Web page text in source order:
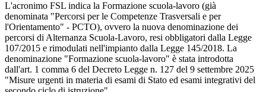
L'acronimo FSL indica la Formazione scuola-lavoro (già
denominata "Percorsi per le Competenze Trasversali e per
l'Orientamento" - PCTO), ovvero la nuova denominazione dei
percorsi di Alternanza Scuola-Lavoro, resi obbligatori dalla Legge
107/2015 e rimodulati nell'impianto dalla Legge 145/2018. La
denominazione "Formazione scuola-lavoro" è stata introdotta
dall'art. 1 comma 6 del Decreto Legge n. 127 del 9 settembre 2025
"Misure urgenti in materia di esami di Stato ed esami integrativi del